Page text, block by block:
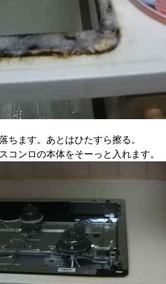
ちます。あとはひたすら擦る。
コンロの本体をそーっと入れます